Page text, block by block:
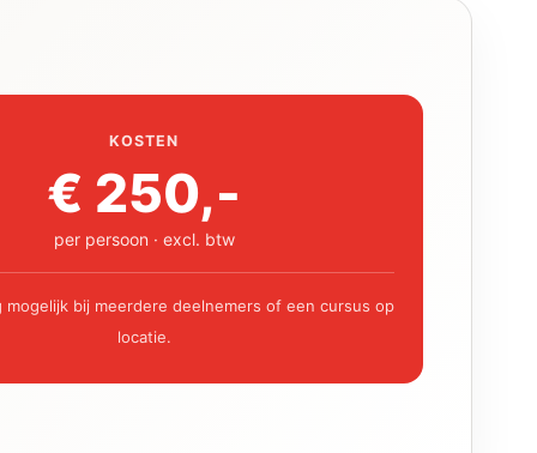
KOSTEN
€ 250,-
per persoon · excl. btw
mogelijk bij meerdere deelnemers of een cursus op
locatie.